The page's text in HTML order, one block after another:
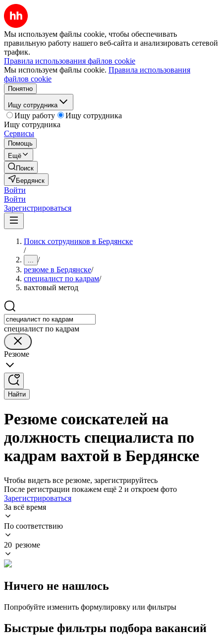
Мы используем файлы cookie, чтобы обеспечивать
правильную работу нашего веб-сайта и анализировать сетевой
трафик.
Правила использования файлов cookie
Мы используем файлы cookie. Правила использования
файлов cookie
Понятно
Ищу сотрудника
Ищу работу
Ищу сотрудника
Ищу сотрудника
Сервисы
Помощь
Ещё
Поиск
Бердянск
Войти
Войти
Зарегистрироваться
Поиск сотрудников в Бердянске
/
... /
резюме в Бердянске/
специалист по кадрам/
вахтовый метод
специалист по кадрам
Резюме
Найти
Резюме соискателей на
должность специалиста по
кадрам вахтой в Бердянске
Чтобы видеть все резюме, зарегистрируйтесь
После регистрации покажем ещё 2 и откроем фото
Зарегистрироваться
За всё время
По соответствию
20 резюме
Ничего не нашлось
Попробуйте изменить формулировку или фильтры
Быстрые фильтры подбора вакансий